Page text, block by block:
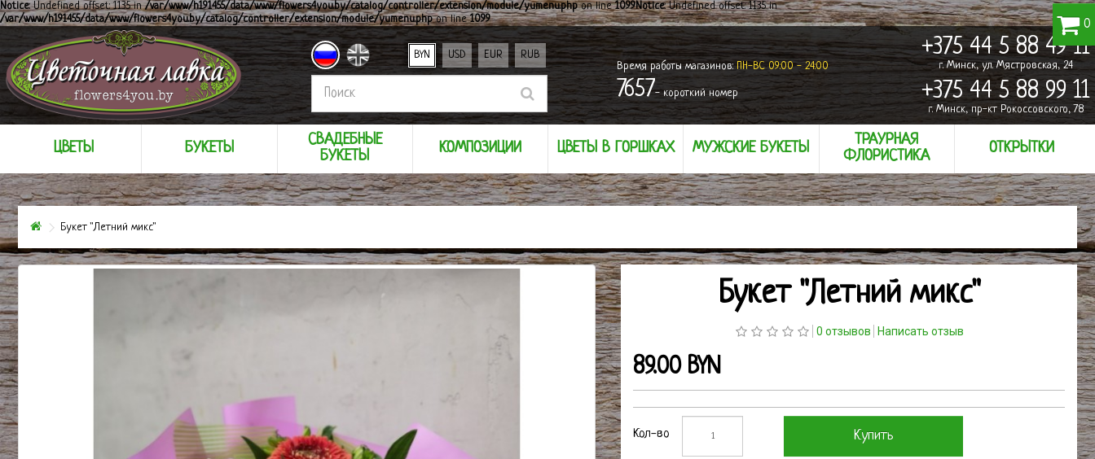
Notice: Undefined offset: 1135 in/var/www/h191455/data/www/flowers4you.by/catalog/controller/extension/module/yumenu.phpon line1099Notice: Undefined offset: 1135 in
/var/www/h191455/data/www/flowers4you.by/catalog/controller/extension/module/yumenu.phpon line1099
BYN USD EUR
RUB
Время работы магазинов:ПН-ВС 09:00 - 24:00
7657- короткий номер
+375 44 5 88 49 11
г. Минск, ул. Мястровская, 24
+375 44 5 88 99 11
г. Минск, пр-кт Рокоссовского, 78
0
ЦВЕТЫ БУКЕТЫ
СВАДЕБНЫЕ
БУКЕТЫ
КОМПОЗИЦИИ ЦВЕТЫ В ГОРШКАХ МУЖСКИЕ БУКЕТЫ
ТРАУРНАЯ
ФЛОРИСТИКА
ОТКРЫТКИ
Букет "Летний микс"
Букет "Летний микс"
0 отзывов Написать отзыв
89.00 BYN
Кол-во Купить